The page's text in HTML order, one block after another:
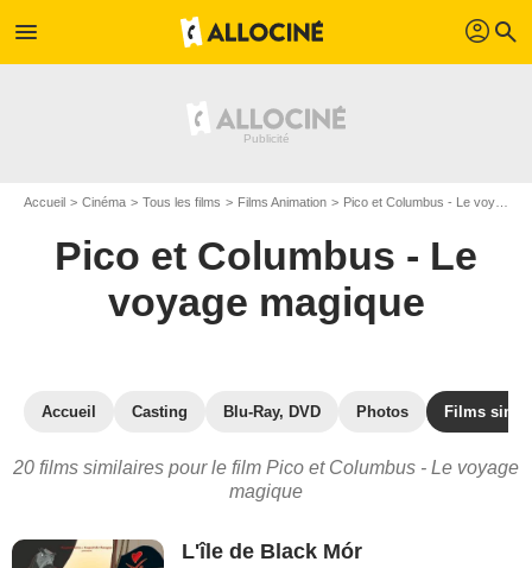
menu profil search
Accueil Cinéma Tous les films Films Animation Pico et Columbus - Le voyage magique
Pico et Columbus - Le
voyage magique
Accueil Casting Blu-Ray, DVD Photos Films
20 films similaires pour le film Pico et Columbus - Le voyage
magique
L'île de Black Mór